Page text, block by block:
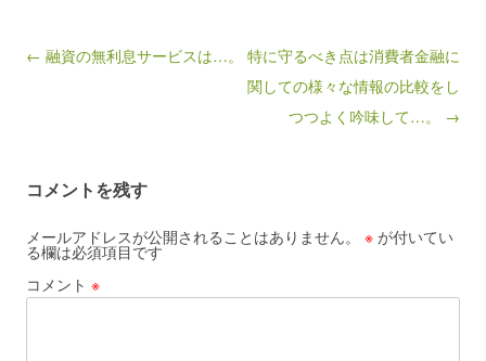
Post navigation
← 融資の無利息サービスは…。
特に守るべき点は消費者金融に
関しての様々な情報の比較をし
つつよく吟味して…。 →
コメントを残す
メールアドレスが公開されることはありません。 ※ が付いてい
る欄は必須項目です
コメント ※